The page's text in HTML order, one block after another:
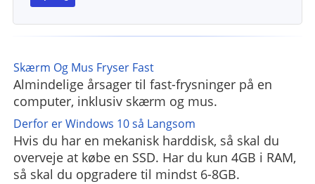
Skærm Og Mus Fryser Fast
Almindelige årsager til fast-frysninger på en
computer, inklusiv skærm og mus.
Derfor er Windows 10 så Langsom
Hvis du har en mekanisk harddisk, så skal du
overveje at købe en SSD. Har du kun 4GB i RAM,
så skal du opgradere til mindst 6-8GB.